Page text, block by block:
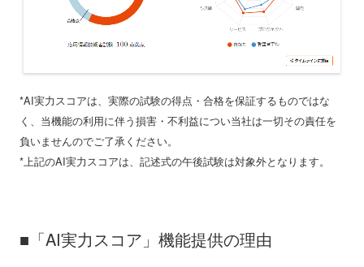
*AI実力スコアは、実際の試験の得点・合格を保証するものではな
く、当機能の利用に伴う損害・不利益につい当社は一切その責任を
負いませんのでご了承ください。
*上記のAI実力スコアは、記述式の午後試験は対象外となります。
■「AI実力スコア」機能提供の理由